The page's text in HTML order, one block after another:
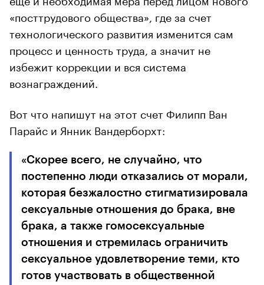
«посттрудового общества», где за счет
технологического развития изменится сам
процесс и ценность труда, а значит не
избежит коррекции и вся система
вознаграждений.
Вот что напишут на этот счет Филипп Ван
Парайс и Янник Вандерборхт:
«Скорее всего, не случайно, что
постепенно люди отказались от морали,
которая безжалостно стигматизировала
сексуальные отношения до брака, вне
брака, а также гомосексуальные
отношения и стремилась ограничить
сексуальное удовлетворение теми, кто
готов участвовать в общественной